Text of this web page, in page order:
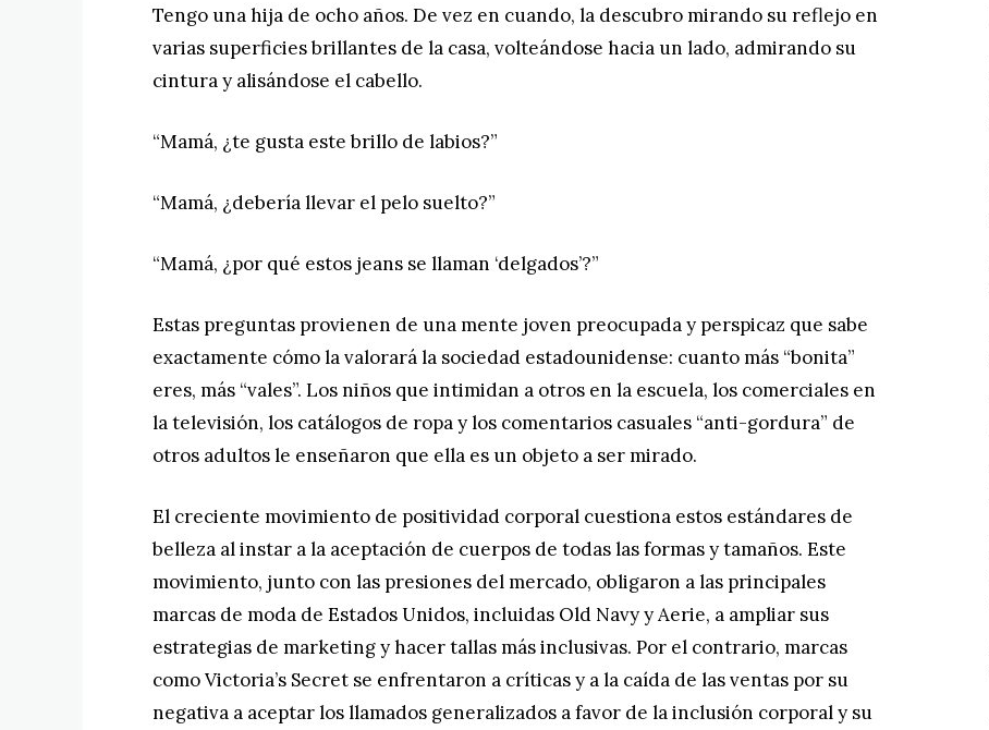
Tengo una hija de ocho años. De vez en cuando, la descubro mirando su reflejo en
varias superficies brillantes de la casa, volteándose hacia un lado, admirando su
cintura y alisándose el cabello.
“Mamá, ¿te gusta este brillo de labios?”
“Mamá, ¿debería llevar el pelo suelto?”
“Mamá, ¿por qué estos jeans se llaman ‘delgados’?”
Estas preguntas provienen de una mente joven preocupada y perspicaz que sabe
exactamente cómo la valorará la sociedad estadounidense: cuanto más “bonita”
eres, más “vales”. Los niños que intimidan a otros en la escuela, los comerciales en
la televisión, los catálogos de ropa y los comentarios casuales “anti-gordura” de
otros adultos le enseñaron que ella es un objeto a ser mirado.
El creciente movimiento de positividad corporal cuestiona estos estándares de
belleza al instar a la aceptación de cuerpos de todas las formas y tamaños. Este
movimiento, junto con las presiones del mercado, obligaron a las principales
marcas de moda de Estados Unidos, incluidas Old Navy y Aerie, a ampliar sus
estrategias de marketing y hacer tallas más inclusivas. Por el contrario, marcas
como Victoria’s Secret se enfrentaron a críticas y a la caída de las ventas por su
negativa a aceptar los llamados generalizados a favor de la inclusión corporal y su